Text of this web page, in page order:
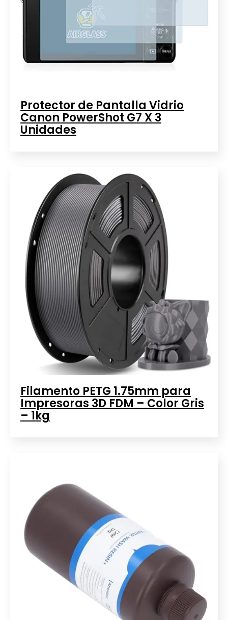
Protector de Pantalla Vidrio
Canon PowerShot G7 X 3
Unidades
Filamento PETG 1.75mm para
Impresoras 3D FDM – Color Gris
– 1kg